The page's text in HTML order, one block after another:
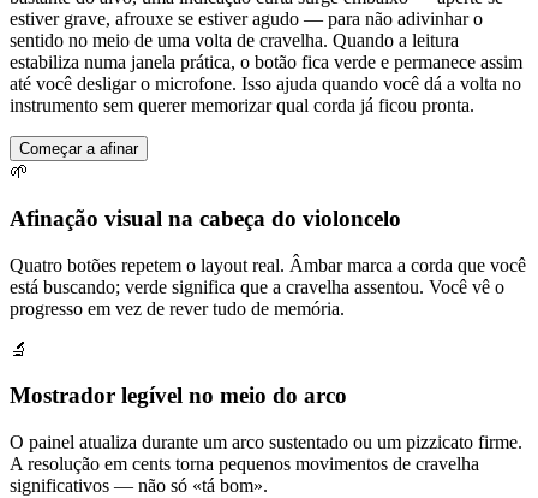
estiver grave, afrouxe se estiver agudo — para não adivinhar o
sentido no meio de uma volta de cravelha. Quando a leitura
estabiliza numa janela prática, o botão fica verde e permanece assim
até você desligar o microfone. Isso ajuda quando você dá a volta no
instrumento sem querer memorizar qual corda já ficou pronta.
Começar a afinar
🌱
Afinação visual na cabeça do violoncelo
Quatro botões repetem o layout real. Âmbar marca a corda que você
está buscando; verde significa que a cravelha assentou. Você vê o
progresso em vez de rever tudo de memória.
🔬
Mostrador legível no meio do arco
O painel atualiza durante um arco sustentado ou um pizzicato firme.
A resolução em cents torna pequenos movimentos de cravelha
significativos — não só «tá bom».